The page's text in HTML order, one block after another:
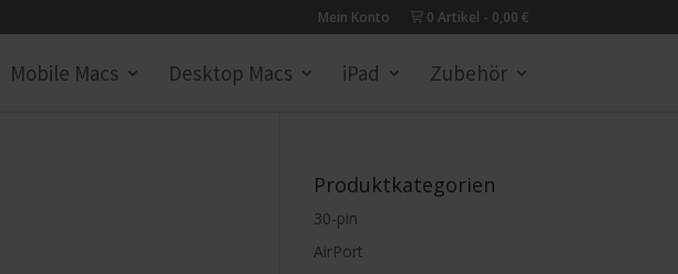
Mein Konto 0 Artikel 0,00 €
Mobile Macs Desktop Macs iPad Zubehör
Produktkategorien
30-pin
AirPort